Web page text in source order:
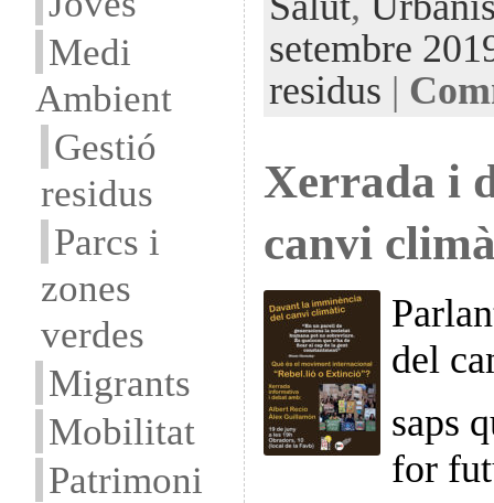
Medi
Ambient
Gestió
residus
Parcs i
zones
verdes
Migrants
Mobilitat
Patrimoni
setembre
residus |
Xerrada i
canvi
del
saps
for